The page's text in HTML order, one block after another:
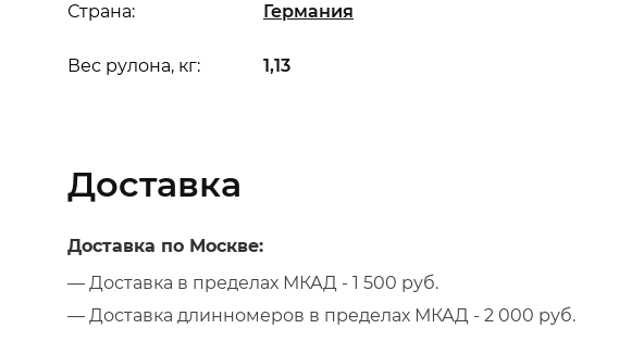
Вес рулона, кг: 1,13
Страна: Германия
Доставка
Доставка по Москве:
— Доставка в пределах МКАД - 1 500 руб.
— Доставка длинномеров в пределах МКАД - 2 000 руб.